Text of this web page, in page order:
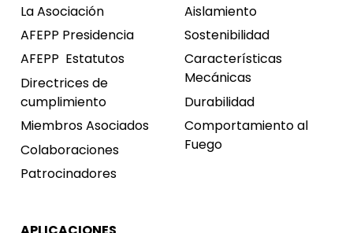
La Asociación
AFEPP Presidencia
AFEPP Estatutos
Directrices de
cumplimiento
Miembros Asociados
Colaboraciones
Patrocinadores
Aislamiento
Sostenibilidad
Características
Mecánicas
Durabilidad
Comportamiento al
Fuego